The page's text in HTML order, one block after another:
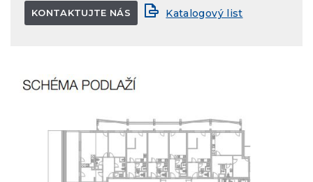
KONTAKTUJTE NÁS Katalogový list